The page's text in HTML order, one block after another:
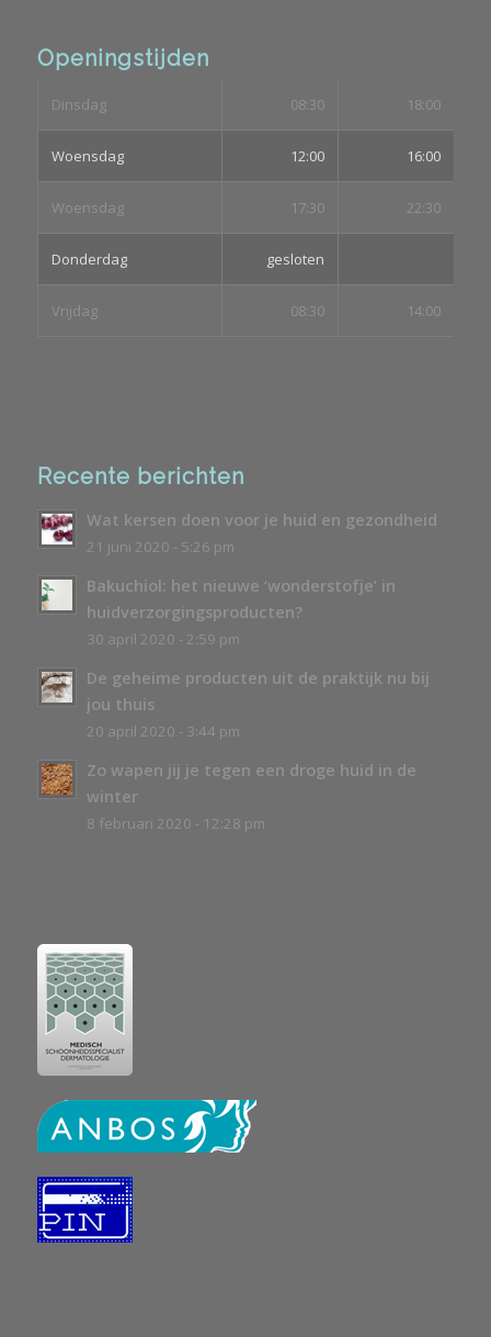
Openingstijden
Dinsdag 08:30 18:00
Woensdag 12:00 16:00
Woensdag 17:30 22:30
Donderdag gesloten
Vrijdag 08:30 14:00
Recente berichten
Wat kersen doen voor je huid en gezondheid
21 juni 2020 - 5:26 pm
Bakuchiol: het nieuwe ‘wonderstofje’ in
huidverzorgingsproducten?
30 april 2020 - 2:59 pm
De geheime producten uit de praktijk nu bij
jou thuis
20 april 2020 - 3:44 pm
Zo wapen jij je tegen een droge huid in de
winter
8 februari 2020 - 12:28 pm